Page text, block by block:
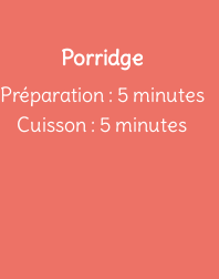
Porridge
Préparation : 5 minutes
Cuisson : 5 minutes